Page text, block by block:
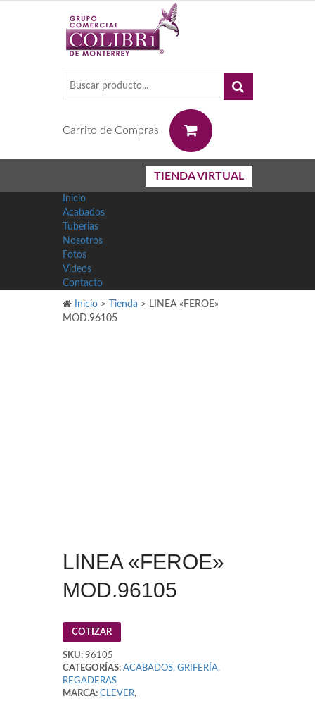
Carrito de Compras
TIENDA VIRTUAL
Inicio
Acabados
Tuberias
Nosotros
Fotos
Videos
Contacto
Inicio > Tienda > LINEA «FEROE»
MOD.96105
LINEA «FEROE»
MOD.96105
COTIZAR
SKU: 96105
CATEGORÍAS: ACABADOS, GRIFERÍA,
REGADERAS
MARCA: CLEVER,